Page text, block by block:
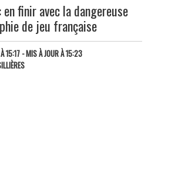
en finir avec la dangereuse
de jeu française
15:17- MIS À JOUR À 15:23